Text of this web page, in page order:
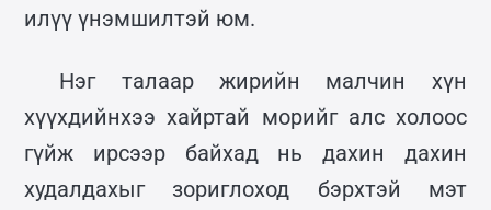
илүү үнэмшилтэй юм.
Нэг талаар жирийн малчин хүн
хүүхдийнхээ хайртай морийг алс холоос
гүйж ирсээр байхад нь дахин дахин
худалдахыг зориглоход бэрхтэй мэт